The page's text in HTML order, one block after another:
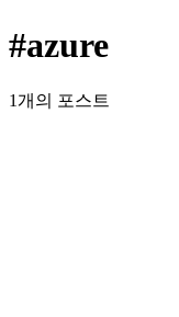
#azure
1개의 포스트